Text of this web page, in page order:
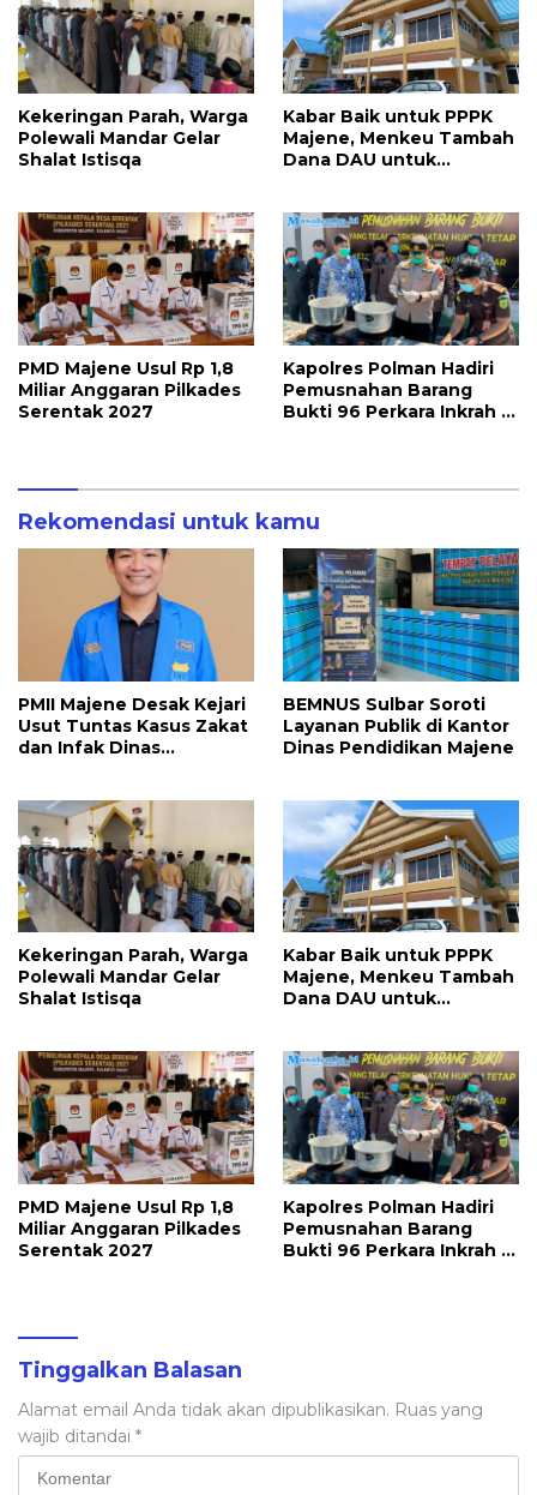
Kekeringan Parah, Warga
Polewali Mandar Gelar
Shalat Istisqa
Kabar Baik untuk PPPK
Majene, Menkeu Tambah
Dana DAU untuk
PMD Majene Usul Rp 1,8
Miliar Anggaran Pilkades
Serentak 2027
Kapolres Polman Hadiri
Pemusnahan Barang
Bukti 96 Perkara Inkrah di
Rekomendasi untuk kamu
PMII Majene Desak Kejari
Usut Tuntas Kasus Zakat
dan Infak Dinas
BEMNUS Sulbar Soroti
Layanan Publik di Kantor
Dinas Pendidikan Majene
Kekeringan Parah, Warga
Polewali Mandar Gelar
Shalat Istisqa
Kabar Baik untuk PPPK
Majene, Menkeu Tambah
Dana DAU untuk
PMD Majene Usul Rp 1,8
Miliar Anggaran Pilkades
Serentak 2027
Kapolres Polman Hadiri
Pemusnahan Barang
Bukti 96 Perkara Inkrah di
Tinggalkan Balasan
Alamat email Anda tidak akan dipublikasikan. Ruas yang
wajib ditandai *